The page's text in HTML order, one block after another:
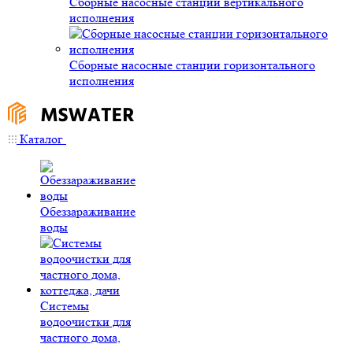
исполнения
Сборные насосные станции горизонтального
исполнения
Каталог
Обеззараживание
воды
Системы
водоочистки для
частного дома,